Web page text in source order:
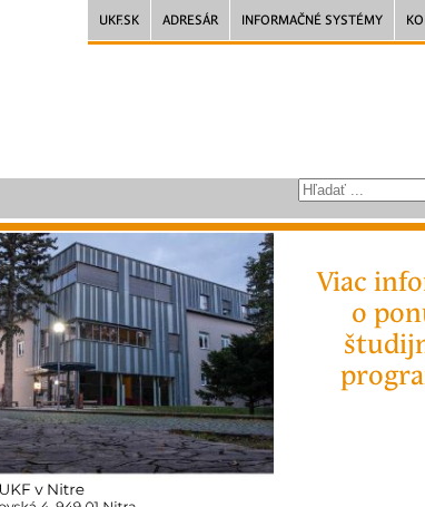
UKF.SK ADRESÁR INFORMAČNÉ SYSTÉMY
Viac
o